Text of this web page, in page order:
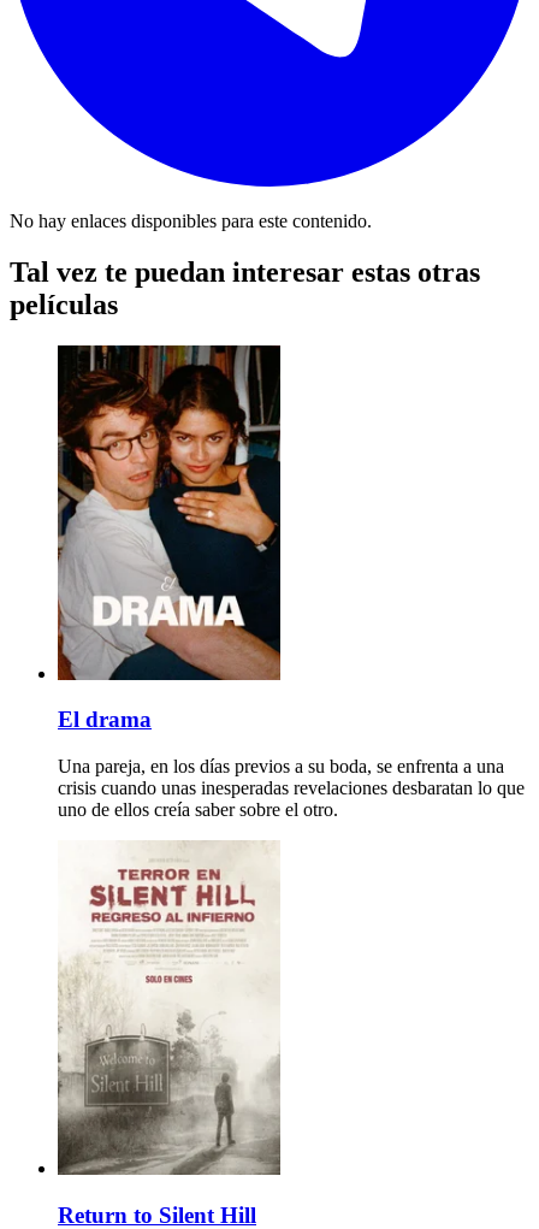
No hay enlaces disponibles para este contenido.
Tal vez te puedan interesar estas otras
películas
El drama
Una pareja, en los días previos a su boda, se enfrenta a una
crisis cuando unas inesperadas revelaciones desbaratan lo que
uno de ellos creía saber sobre el otro.
Return to Silent Hill